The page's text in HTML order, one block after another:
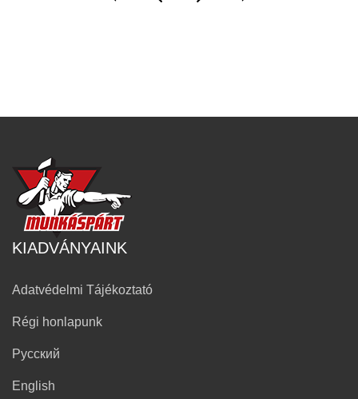
KIADVÁNYAINK
Adatvédelmi Tájékoztató
Régi honlapunk
Русский
English